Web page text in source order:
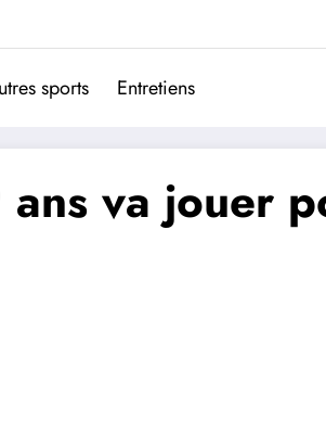
sports Entretiens
ans va jouer